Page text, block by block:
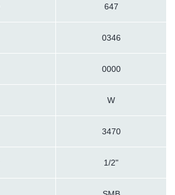
647
0346
0000
W
3470
1/2"